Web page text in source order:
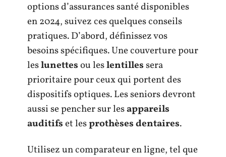
options d’assurances santé disponibles
en 2024, suivez ces quelques conseils
pratiques. D’abord, définissez vos
besoins spécifiques. Une couverture pour
leslunettesou leslentillessera
prioritaire pour ceux qui portent des
dispositifs optiques. Les seniors devront
aussi se pencher sur lesappareils
auditifset lesprothèses dentaires.
Utilisez un comparateur en ligne, tel que